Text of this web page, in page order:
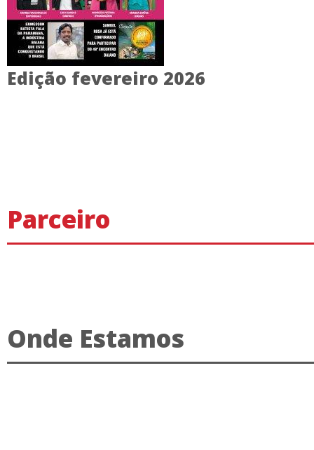
Edição fevereiro 2026
Parceiro
Onde Estamos